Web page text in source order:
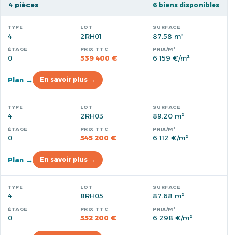
4 pièces 6 biens disponibles
4 2RH01 87.58 m²
0 539 400 € 6 159 €/m²
Plan → En savoir plus →
4 2RH03 89.20 m²
0 545 200 € 6 112 €/m²
Plan → En savoir plus →
4 8RH05 87.68 m²
0 552 200 € 6 298 €/m²